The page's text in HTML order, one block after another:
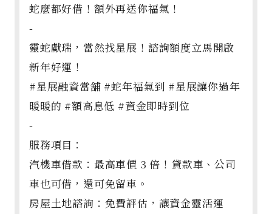
蛇麼都好借！額外再送你福氣！
-
靈蛇獻瑞，當然找星展！諮詢額度立馬開啟
新年好運！
#星展融資當舖 #蛇年福氣到 #星展讓你過年
暖暖的 #額高息低 #資金即時到位
-
服務項目：
汽機車借款：最高車價 3 倍！貸款車、公司
車也可借，還可免留車。
房屋土地諮詢：免費評估，讓資金靈活運